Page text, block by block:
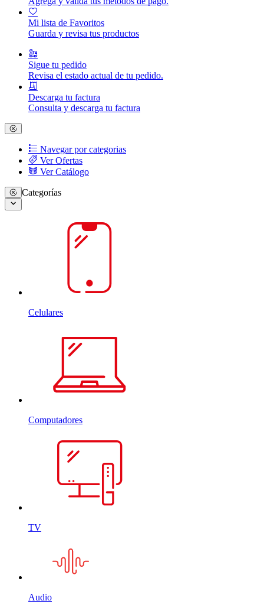
Mi lista de Favoritos
Guarda y revisa tus productos
Sigue tu pedido
Revisa el estado actual de tu pedido.
Descarga tu factura
Consulta y descarga tu factura
Navegar por categorias
Ver Ofertas
Ver Catálogo
Categorías
Celulares
Computadores
TV
Audio